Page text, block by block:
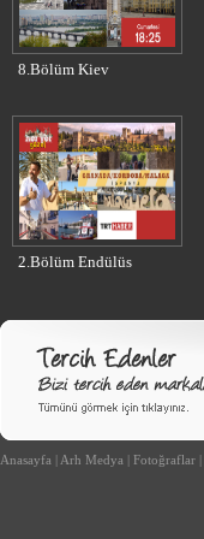
8.Bölüm Kiev
2.Bölüm Endülüs
Anasayfa | Arh Medya | Fotoğraflar |